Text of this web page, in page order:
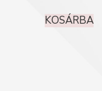
KOSÁRBA